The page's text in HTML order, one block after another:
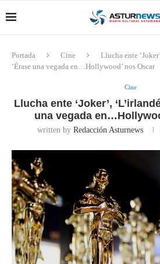
Portada Cine
Llucha ente
‘Érase una vegada en…Hollywood’ nos Oscar
Cine
Llucha ente ‘Joker’,
una vegada
written by Redacción Asturnews